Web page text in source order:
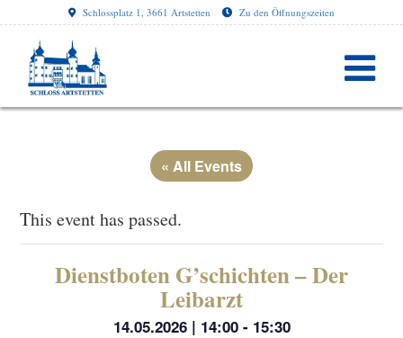
Schlossplatz 1, 3661 Artstetten Zu den Öffnungszeiten
« All Events
This event has passed.
Dienstboten G’schichten – Der
Leibarzt
14.05.2026 | 14:00- 15:30